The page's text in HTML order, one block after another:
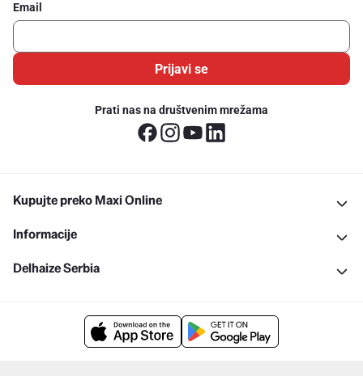
Email
Prijavi se
Prati nas na društvenim mrežama
Kupujte preko Maxi Online
Informacije
Delhaize Serbia